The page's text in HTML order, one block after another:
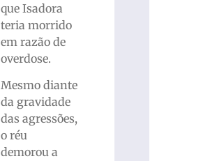
que Isadora
teria morrido
em razão de
overdose.
Mesmo diante
da gravidade
das agressões,
o réu
demorou a